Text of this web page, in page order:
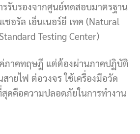
รับรองจากศูนย์ทดสอบมาตรฐาน
ชอรัล เอ็นเนอร์ยี เทค (Natural
Testing Center)
ภาคทฤษฎี แต่ต้องผ่านภาคปฏิบัติ
สายไฟ ต่อวงจร ใช้เครื่องมือวัด
ดคือความปลอดภัยในการทำงาน